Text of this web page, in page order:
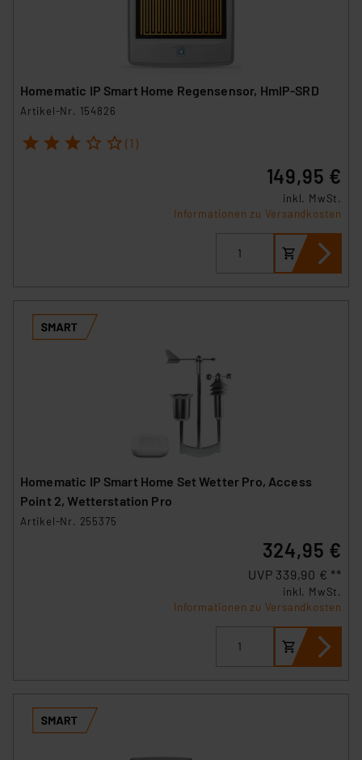
Homematic IP Smart Home Regensensor, HmIP-SRD
Artikel-Nr. 154826
1 2 3 4 5 (1)
149,95 €
inkl. MwSt.
Informationen zu Versandkosten
Homematic IP Smart Home Set Wetter Pro, Access
Point 2, Wetterstation Pro
Artikel-Nr. 255375
324,95 €
UVP 339,90 € **
inkl. MwSt.
Informationen zu Versandkosten